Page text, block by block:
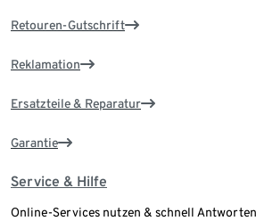
Retouren-Gutschrift
Reklamation
Ersatzteile & Reparatur
Garantie
Service & Hilfe
Online-Services nutzen & schnell